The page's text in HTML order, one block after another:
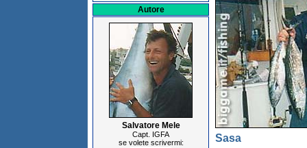
Autore
Salvatore Mele
Capt. IGFA
se volete scrivermi:
Sasa